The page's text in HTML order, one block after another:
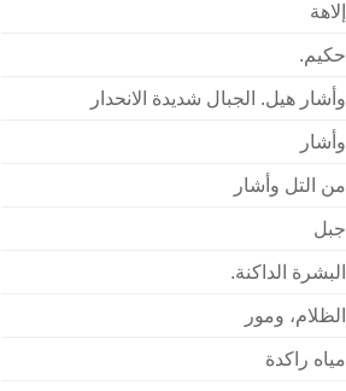
إلاهة
حكيم.
وأشار هيل. الجبال شديدة الانحدار
وأشار
من التل وأشار
جبل
البشرة الداكنة.
الظلام، ومور
مياه راكدة